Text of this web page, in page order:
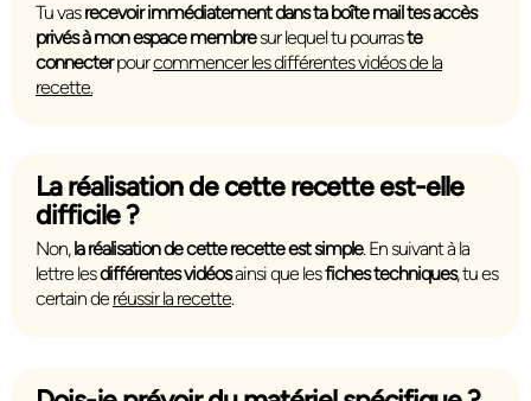
Tu vasrecevoir immédiatement dans ta boîte mail tes accès
privés à mon espace membresur lequel tu pourraste
connecterpourcommencer les différentes vidéos de la
recette.
La réalisation de cette recette est-elle
difficile ?
Non,la réalisation de cette recette est simple. En suivant à la
lettre lesdifférentes vidéosainsi que lesfiches techniques, tu es
certain de réussir la recette.